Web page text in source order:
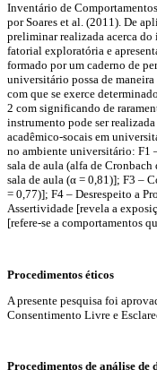
Inventário de
por Soares et al. (2011). De
preliminar realizada acerca
fatorial exploratória e
formado por um caderno de
universitário possa de
com que se exerce
2 com significando de
instrumento pode ser
acadêmico-socais em
no ambiente universitário: F1
sala de aula (alfa de
sala de aula (α = 0,81)]; F3 –
= 0,77)]; F4 – Desrespeito a
Assertividade [revela a
[refere-se a comportamentos
Procedimentos éticos
A presente pesquisa foi
Consentimento Livre e
Procedimentos de análise de